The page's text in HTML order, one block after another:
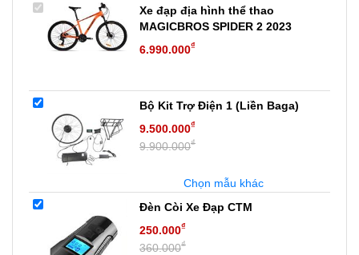
Xe đạp địa hình thể thao
MAGICBROS SPIDER 2 2023
6.990.000₫
Bộ Kit Trợ Điện 1 (Liền Baga)
9.500.000₫
9.900.000₫
Chọn mẫu khác
Đèn Còi Xe Đạp CTM
250.000₫
360.000₫